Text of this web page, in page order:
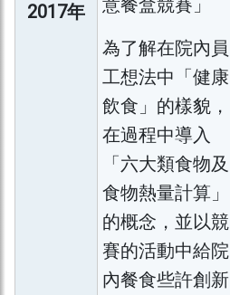
2017年
為了解在院內員
工想法中「健康
飲食」的樣貌，
在過程中導入
「六大類食物及
食物熱量計算」
的概念，並以競
賽的活動中給院
內餐食些許創新